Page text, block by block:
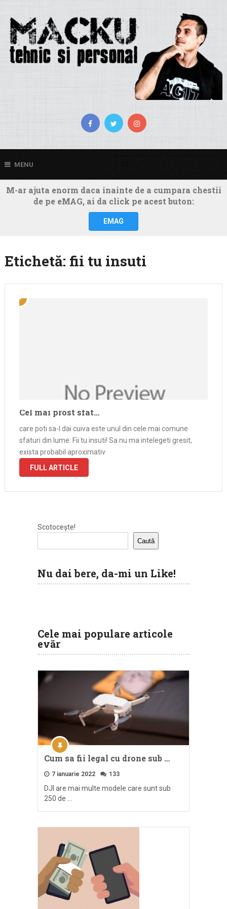
MENU
M-ar ajuta enorm daca inainte de a cumpara chestii
de pe eMAG, ai da click pe acest buton:
EMAG
Etichetă: fii tu insuti
Cel mai prost sfat…
care poti sa-l dai cuiva este unul din cele mai comune
sfaturi din lume: Fii tu insuti! Sa nu ma intelegeti gresit,
exista probabil aproximativ
FULL ARTICLE
Scotocește!
Caută
Nu dai bere, da-mi un Like!
Cele mai populare articole
evăr
Cum sa fii legal cu drone sub …
7 ianuarie 2022 133
DJI are mai multe modele care sunt sub
250 de …